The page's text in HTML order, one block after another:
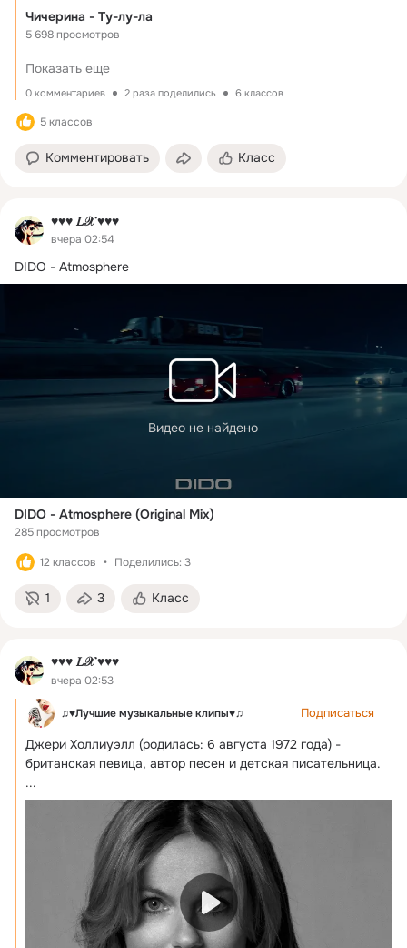
Чичерина - Ту-лу-ла
5 698 просмотров
Показать еще
0 комментариев 2 раза поделились 6 классов
5 классов
Комментировать Класс
♥♥♥ 𝐿𝒳 ♥♥♥
вчера 02:54
DIDO - Atmosphere
Видео не найдено
DIDO - Atmosphere (Original Mix)
285 просмотров
12 классов Поделились: 3
1 3 Класс
♥♥♥ 𝐿𝒳 ♥♥♥
вчера 02:53
♫♥Лучшие музыкальные клипы♥♫ Подписаться
Джери Холлиуэлл (родилась: 6 августа 1972 года) -
британская певица, автор песен и детская писательница.
...